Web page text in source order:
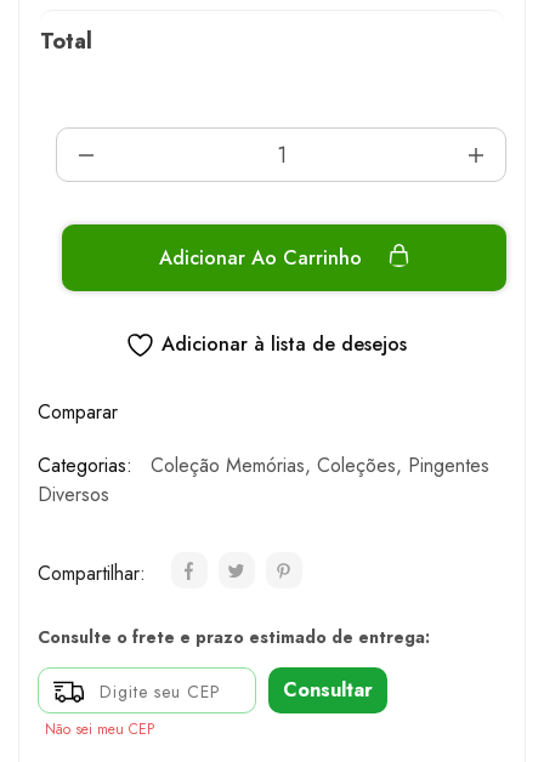
Total
Adicionar Ao Carrinho
Adicionar à lista de desejos
Comparar
Categorias:
Coleção Memórias, Coleções, Pingentes
Diversos
Compartilhar:
Consulte o frete e prazo estimado de entrega:
Consultar
Não sei meu CEP